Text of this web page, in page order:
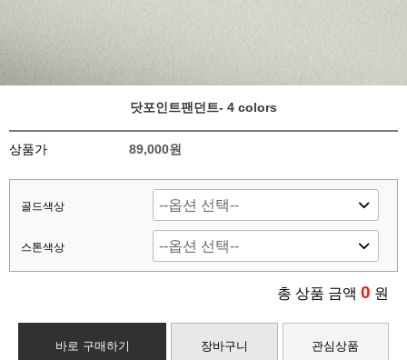
닷포인트팬던트- 4 colors
상품가 89,000원
골드색상
스톤색상
총 상품 금액 0 원
바로 구매하기 장바구니 관심상품